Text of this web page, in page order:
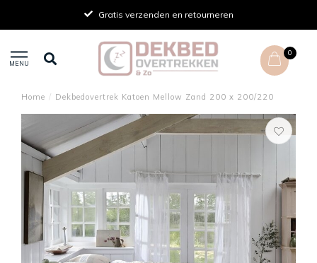
Gratis verzenden en retourneren
MENU
0
Home / Dekbedovertrek Katoen Mellow Zand 200 x 200/220